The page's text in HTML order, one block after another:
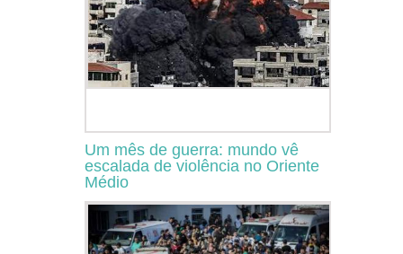
Um mês de guerra: mundo vê
escalada de violência no Oriente
Médio